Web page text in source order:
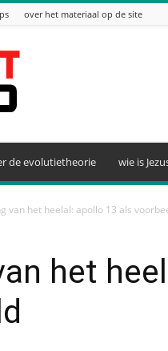
over het materiaal op de site
de evolutietheorie wie is
van het heelal: apollo 13 als
het